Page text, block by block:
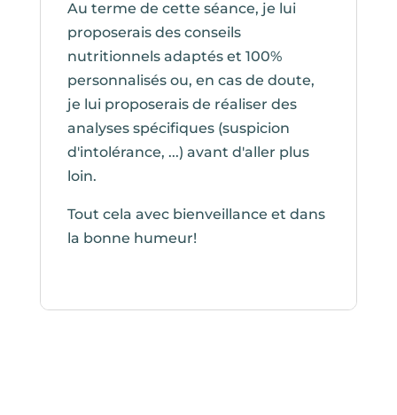
Au terme de cette séance, je lui
proposerais des conseils
nutritionnels adaptés et 100%
personnalisés ou, en cas de doute,
je lui proposerais de réaliser des
analyses spécifiques (suspicion
d'intolérance, ...) avant d'aller plus
loin.
Tout cela avec bienveillance et dans
la bonne humeur!